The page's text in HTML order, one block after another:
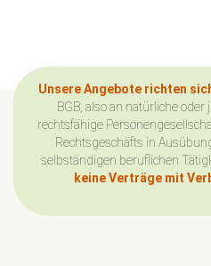
Unsere Angebote richten
BGB, also an natürliche
rechtsfähige
Rechtsgeschäfts in
selbständigen beruflichen
keine Verträge mit